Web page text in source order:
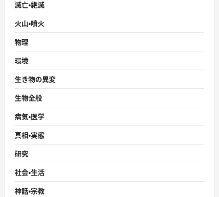
滅亡・絶滅
火山・噴火
物理
環境
生き物の異変
生物全般
病気・医学
真相・実態
研究
社会・生活
神話・宗教